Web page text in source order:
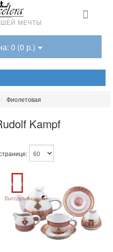
МЕЧТЫ
0 (0 р.)
Фиолетовая
Kampf
Акция
Выгодные цены